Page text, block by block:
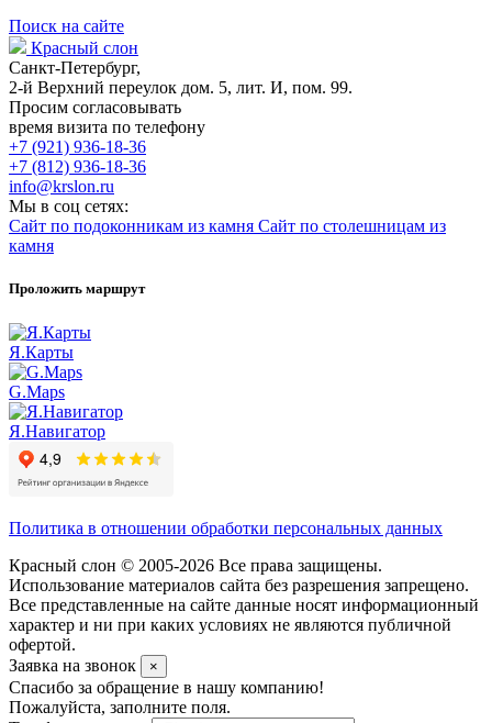
Поиск на сайте
Красный слон
Санкт-Петербург,
2-й Верхний переулок дом. 5, лит. И, пом. 99.
Просим согласовывать
время визита по телефону
+7 (921) 936-18-36
+7 (812) 936-18-36
info@krslon.ru
Мы в соц сетях:
Сайт по подоконникам из камня Сайт по столешницам из
камня
Проложить маршрут
Я.Карты
G.Maps
Я.Навигатор
Политика в отношении обработки персональных данных
Красный слон © 2005-2026 Все права защищены.
Использование материалов сайта без разрешения запрещено.
Все представленные на сайте данные носят информационный
характер и ни при каких условиях не являются публичной
офертой.
Заявка на звонок
×
Спасибо за обращение в нашу компанию!
Пожалуйста, заполните поля.